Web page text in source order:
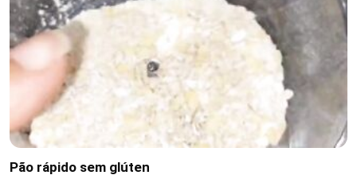
Pão rápido sem glúten